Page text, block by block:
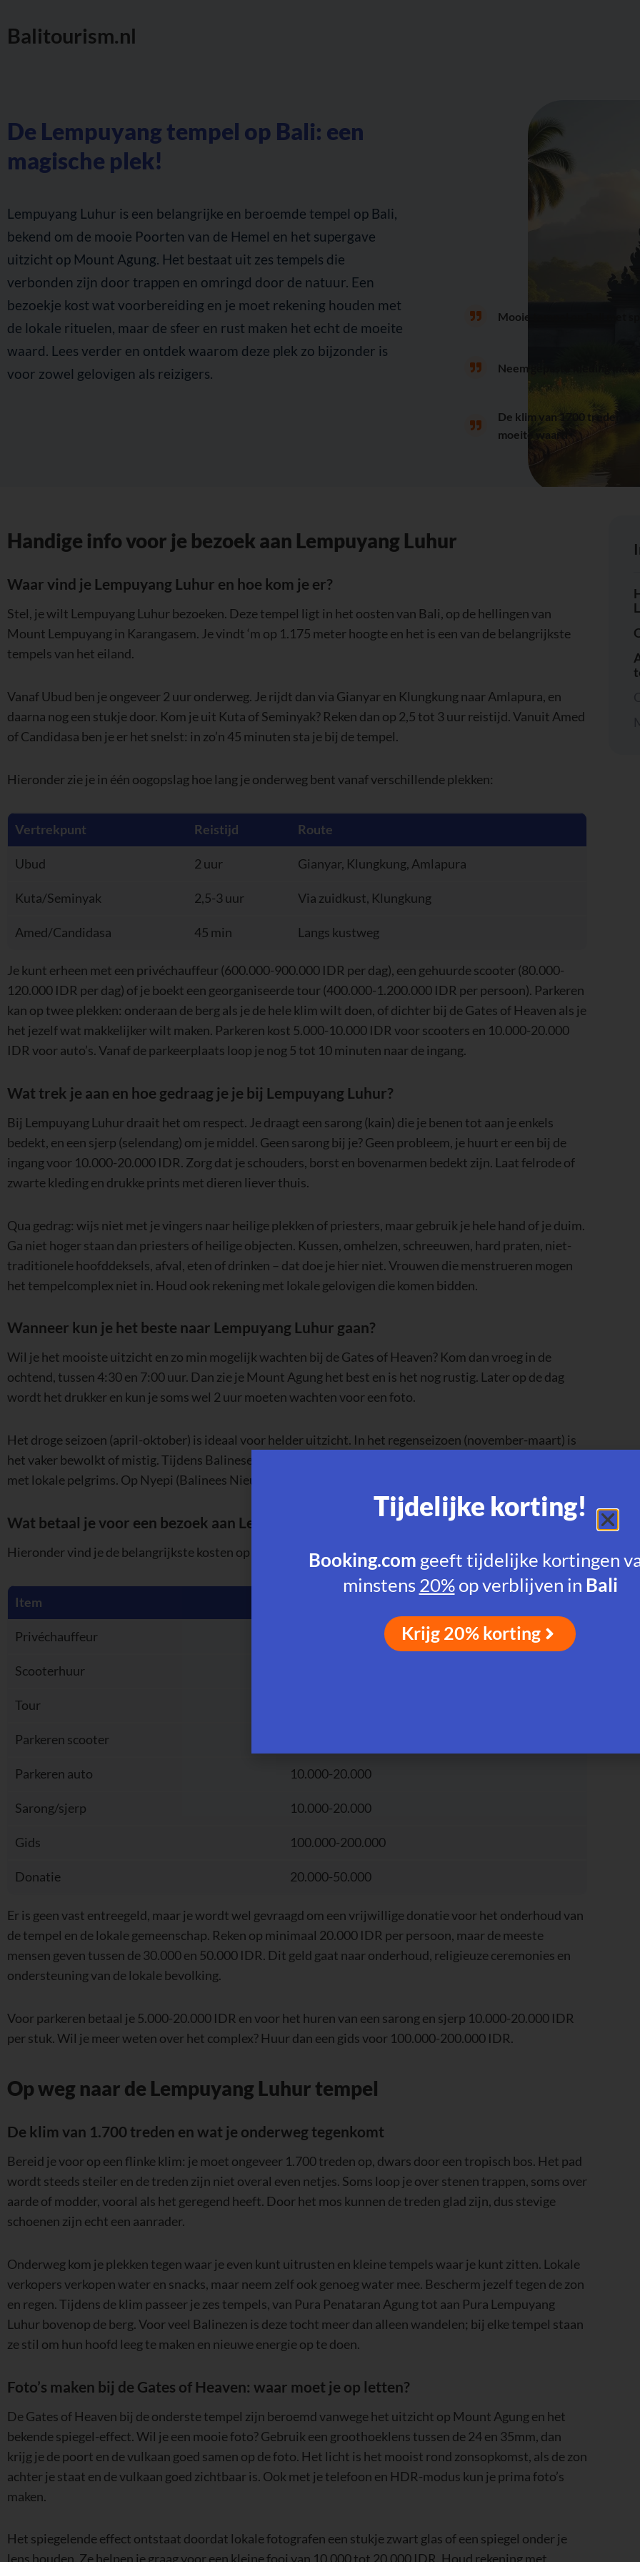
Balitourism.nl
De Lempuyang tempel op Bali: een
magische plek!
Lempuyang Luhur is een belangrijke en beroemde tempel op Bali,
bekend om de mooie Poorten van de Hemel en het supergave
uitzicht op Mount Agung. Het bestaat uit zes tempels die
verbonden zijn door trappen en omringd door de natuur. Een
bezoekje kost wat voorbereiding en je moet rekening houden met
de lokale rituelen, maar de sfeer en rust maken het echt de moeite
waard. Lees verder en ontdek waarom deze plek zo bijzonder is
voor zowel gelovigen als reizigers.
Mooie tempel op Bali met
Neem gepaste kleding
De klim van 1700 treden is
moeite waard
Handige info voor je bezoek aan Lempuyang Luhur
Waar vind je Lempuyang Luhur en hoe kom je er?
Stel, je wilt Lempuyang Luhur bezoeken. Deze tempel ligt in het oosten van Bali, op de hellingen van
Mount Lempuyang in Karangasem. Je vindt ‘m op 1.175 meter hoogte en het is een van de belangrijkste
tempels van het eiland.
Vanaf Ubud ben je ongeveer 2 uur onderweg. Je rijdt dan via Gianyar en Klungkung naar Amlapura, en
daarna nog een stukje door. Kom je uit Kuta of Seminyak? Reken dan op 2,5 tot 3 uur reistijd. Vanuit Amed
of Candidasa ben je er het snelst: in zo’n 45 minuten sta je bij de tempel.
Hieronder zie je in één oogopslag hoe lang je onderweg bent vanaf verschillende plekken:
Vertrekpunt Reistijd Route
Ubud 2 uur Gianyar, Klungkung, Amlapura
Kuta/Seminyak 2,5-3 uur Via zuidkust, Klungkung
Amed/Candidasa 45 min Langs kustweg
Je kunt erheen met een privéchauffeur (600.000-900.000 IDR per dag), een gehuurde scooter (80.000-
120.000 IDR per dag) of je boekt een georganiseerde tour (400.000-1.200.000 IDR per persoon). Parkeren
kan op twee plekken: onderaan de berg als je de hele klim wilt doen, of dichter bij de Gates of Heaven als je
het jezelf wat makkelijker wilt maken. Parkeren kost 5.000-10.000 IDR voor scooters en 10.000-20.000
IDR voor auto’s. Vanaf de parkeerplaats loop je nog 5 tot 10 minuten naar de ingang.
Wat trek je aan en hoe gedraag je je bij Lempuyang Luhur?
Bij Lempuyang Luhur draait het om respect. Je draagt een sarong (kain) die je benen tot aan je enkels
bedekt, en een sjerp (selendang) om je middel. Geen sarong bij je? Geen probleem, je huurt er een bij de
ingang voor 10.000-20.000 IDR. Zorg dat je schouders, borst en bovenarmen bedekt zijn. Laat felrode of
zwarte kleding en drukke prints met dieren liever thuis.
Qua gedrag: wijs niet met je vingers naar heilige plekken of priesters, maar gebruik je hele hand of je duim.
Ga niet hoger staan dan priesters of heilige objecten. Kussen, omhelzen, schreeuwen, hard praten, niet-
traditionele hoofddeksels, afval, eten of drinken – dat doe je hier niet. Vrouwen die menstrueren mogen
het tempelcomplex niet in. Houd ook rekening met lokale gelovigen die komen bidden.
Wanneer kun je het beste naar Lempuyang Luhur gaan?
Wil je het mooiste uitzicht en zo min mogelijk wachten bij de Gates of Heaven? Kom dan vroeg in de
ochtend, tussen 4:30 en 7:00 uur. Dan zie je Mount Agung het best en is het nog rustig. Later op de dag
wordt het drukker en kun je soms wel 2 uur moeten wachten voor een foto.
Het droge seizoen (april-oktober) is ideaal voor helder uitzicht. In het regenseizoen (november-maart) is
het vaker bewolkt of mistig. Tijdens Balinese feestdagen zoals Galungan en Kuningan is het extra druk
met lokale pelgrims. Op Nyepi (Balinees Nieuwjaar) is de tempel helemaal gesloten.
Wat betaal je voor een bezoek aan Lempuyang Luhur?
Hieronder vind je de belangrijkste kosten op een rij:
Item
Privéchauffeur 600.000-900.000
Scooterhuur
Tour
Parkeren scooter
Parkeren auto 10.000-20.000
Sarong/sjerp 10.000-20.000
Gids 100.000-200.000
Donatie 20.000-50.000
Er is geen vast entreegeld, maar je wordt wel gevraagd om een vrijwillige donatie voor het onderhoud van
de tempel en de lokale gemeenschap. Reken op minimaal 20.000 IDR per persoon, maar de meeste
mensen geven tussen de 30.000 en 50.000 IDR. Dit geld gaat naar onderhoud, religieuze ceremonies en
ondersteuning van de lokale bevolking.
Voor parkeren betaal je 5.000-20.000 IDR en voor het huren van een sarong en sjerp 10.000-20.000 IDR
per stuk. Wil je meer weten over het complex? Huur dan een gids voor 100.000-200.000 IDR.
Op weg naar de Lempuyang Luhur tempel
De klim van 1.700 treden en wat je onderweg tegenkomt
Bereid je voor op een flinke klim: je moet ongeveer 1.700 treden op, dwars door een tropisch bos. Het pad
wordt steeds steiler en de treden zijn niet overal even netjes. Soms loop je over stenen trappen, soms over
aarde of modder, vooral als het geregend heeft. Door het mos kunnen de treden glad zijn, dus stevige
schoenen zijn echt een aanrader.
Onderweg kom je plekken tegen waar je even kunt uitrusten en kleine tempels waar je kunt zitten. Lokale
verkopers verkopen water en snacks, maar neem zelf ook genoeg water mee. Bescherm jezelf tegen de zon
en regen. Tijdens de klim passeer je zes tempels, van Pura Penataran Agung tot aan Pura Lempuyang
Luhur bovenop de berg. Voor veel Balinezen is deze tocht meer dan alleen wandelen; bij elke tempel staan
ze stil om hun hoofd leeg te maken en nieuwe energie op te doen.
Foto’s maken bij de Gates of Heaven: waar moet je op letten?
De Gates of Heaven bij de onderste tempel zijn beroemd vanwege het uitzicht op Mount Agung en het
bekende spiegel-effect. Wil je een mooie foto? Gebruik een groothoeklens tussen de 24 en 35mm, dan
krijg je de poort en de vulkaan goed samen op de foto. Het licht is het mooist rond zonsopkomst, als de zon
achter je staat en de vulkaan goed zichtbaar is. Ook met je telefoon en HDR-modus kun je prima foto’s
maken.
Het spiegelende effect ontstaat doordat lokale fotografen een stukje zwart glas of een spiegel onder je
Tijdelijke korting!
Booking.com geeft tijdelijke kortingen
minstens 20%op verblijven in Bali
Krijg 20% korting